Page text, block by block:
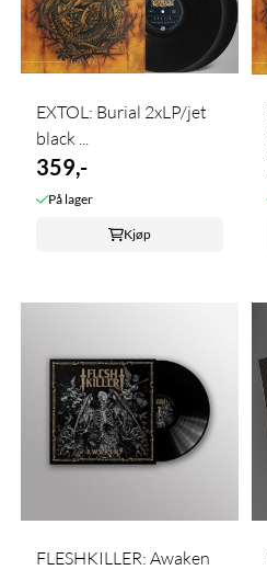
EXTOL: Burial 2xLP/jet
black ...
359,-
På lager
Kjøp
FLESHKILLER: Awaken